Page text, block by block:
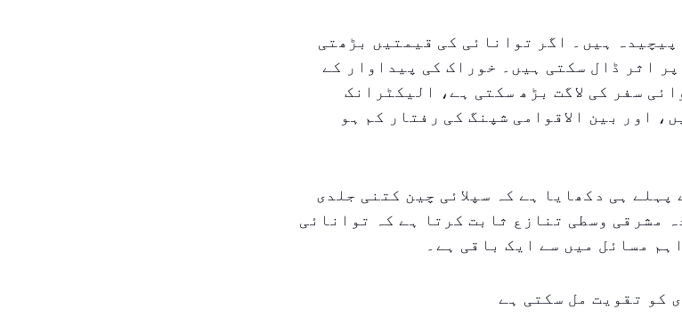
ہیں۔ اگر توانائی کی قیمتیں بڑھتی
اثر ڈال سکتی ہیں۔ خوراک کی پیداوار کے
سفر کی لاگت بڑھ سکتی ہے، الیکٹرانک
اور بین الاقوامی شپنگ کی رفتار کم ہو
ہی دکھایا ہے کہ سپلائی چین کتنی جلدی
مشرقی وسطی تنازع ثابت کرتا ہے کہ توانائی
مسائل میں سے ایک باقی ہے۔
کو تقویت مل سکتی ہے